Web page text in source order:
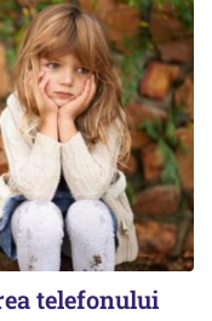
telefonului